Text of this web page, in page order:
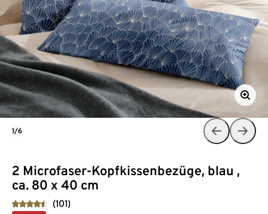
2 Microfaser-Kopfkissenbezüge, blau ,
ca. 80 x 40 cm
(101)
1/6